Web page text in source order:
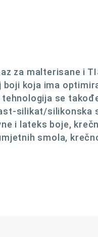
za malterisane i
koja ima
se
silikat/silikonska
i lateks boje,
smola,